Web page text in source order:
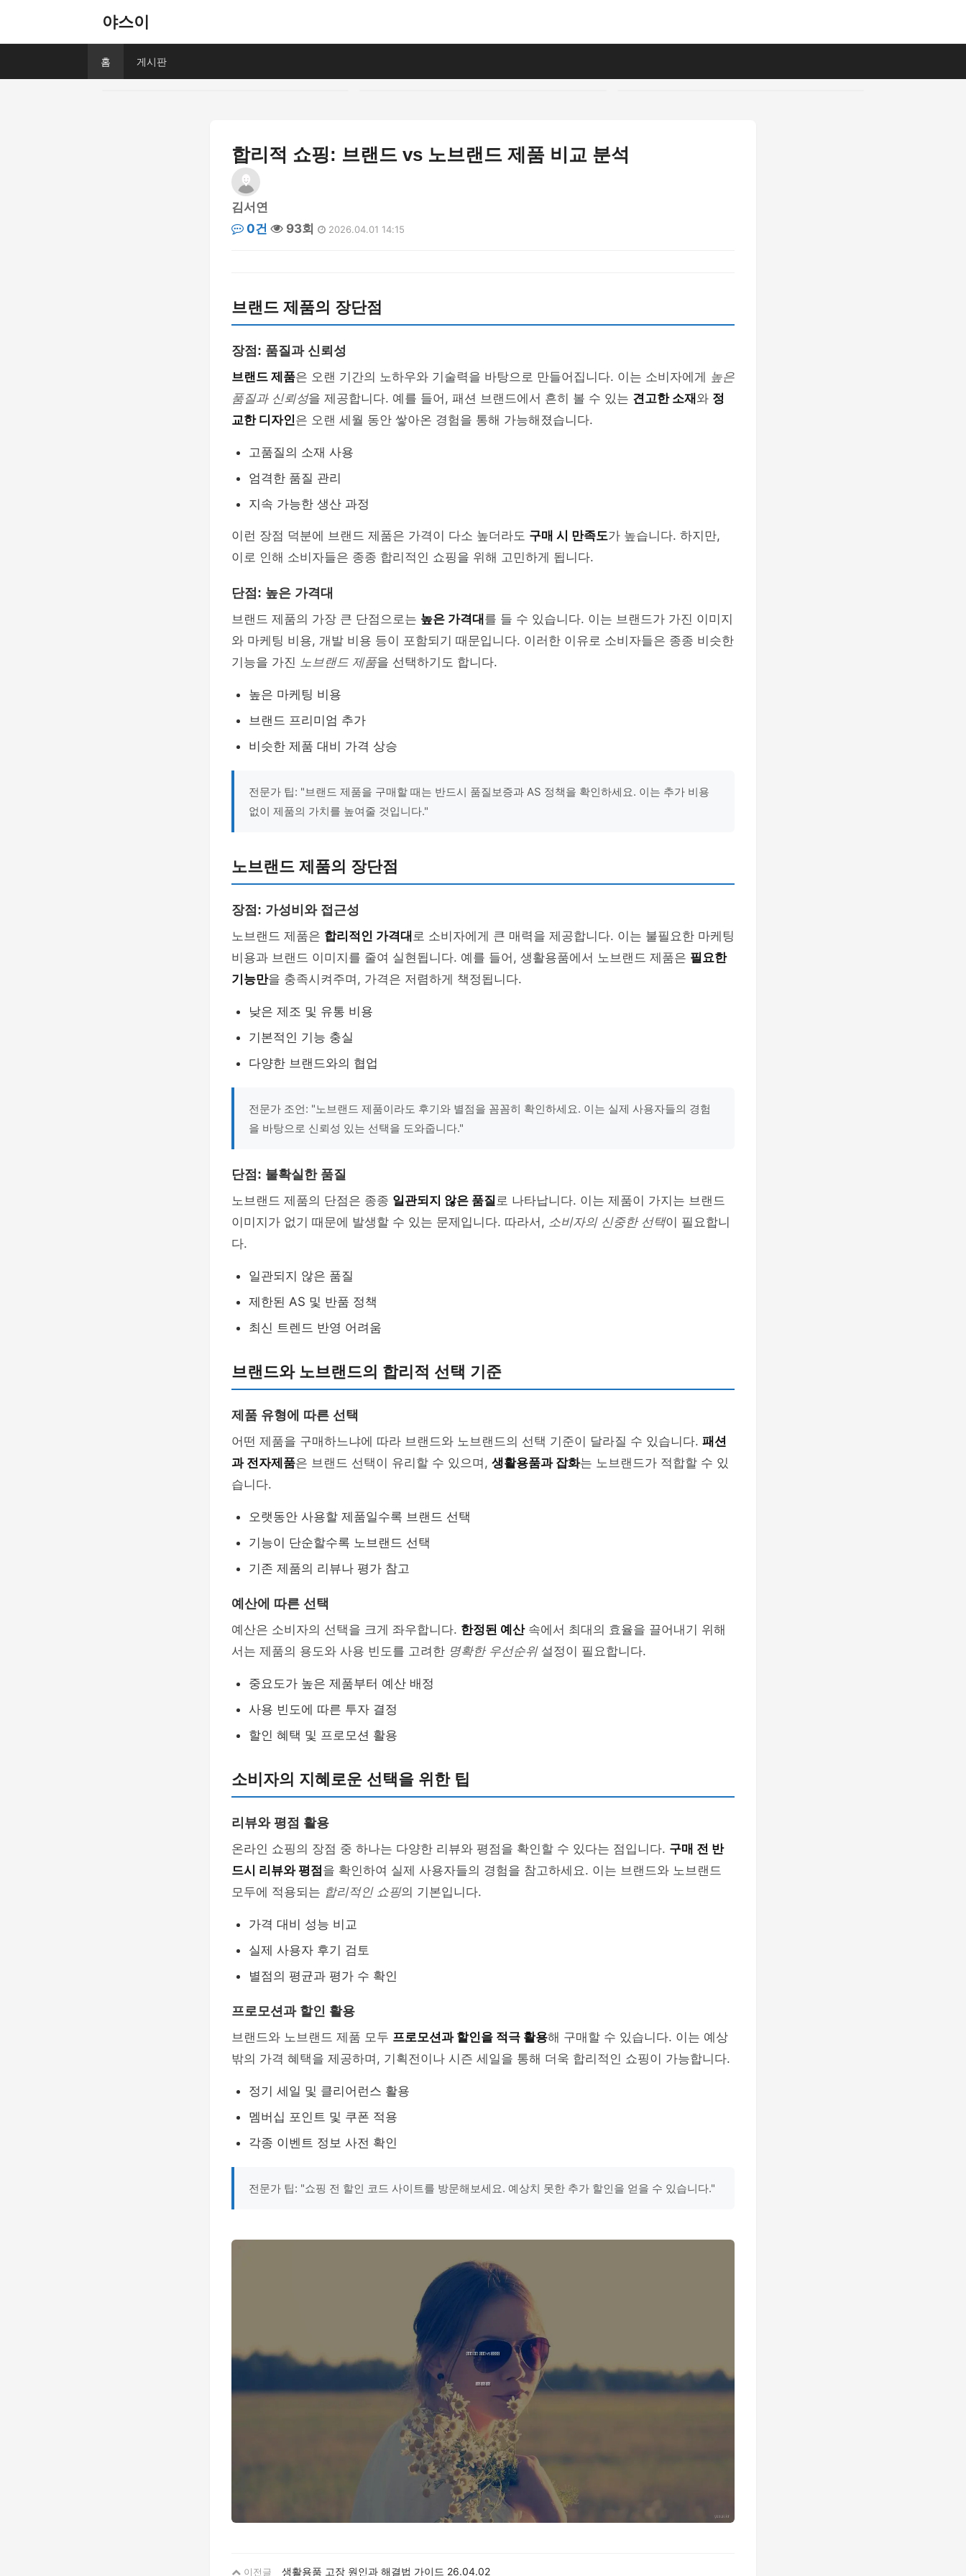
야스이
홈 게시판
합리적 쇼핑: 브랜드 vs 노브랜드 제품 비교 분석
김서연
0건
93회 2026.04.01 14:15
브랜드 제품의 장단점
장점: 품질과 신뢰성
브랜드 제품은 오랜 기간의 노하우와 기술력을 바탕으로 만들어집니다. 이는 소비자에게 높은
품질과 신뢰성을 제공합니다. 예를 들어, 패션 브랜드에서 흔히 볼 수 있는 견고한 소재 와 정
교한 디자인은 오랜 세월 동안 쌓아온 경험을 통해 가능해졌습니다.
고품질의 소재 사용
엄격한 품질 관리
지속 가능한 생산 과정
이런 장점 덕분에 브랜드 제품은 가격이 다소 높더라도 구매 시 만족도가 높습니다. 하지만,
이로 인해 소비자들은 종종 합리적인 쇼핑을 위해 고민하게 됩니다.
단점: 높은 가격대
브랜드 제품의 가장 큰 단점으로는 높은 가격대 를 들 수 있습니다. 이는 브랜드가 가진 이미지
와 마케팅 비용, 개발 비용 등이 포함되기 때문입니다. 이러한 이유로 소비자들은 종종 비슷한
기능을 가진 노브랜드 제품을 선택하기도 합니다.
높은 마케팅 비용
브랜드 프리미엄 추가
비슷한 제품 대비 가격 상승
전문가 팁: "브랜드 제품을 구매할 때는 반드시 품질보증과 AS 정책을 확인하세요. 이는 추가 비용
없이 제품의 가치를 높여줄 것입니다."
노브랜드 제품의 장단점
장점: 가성비와 접근성
노브랜드 제품은 합리적인 가격대 로 소비자에게 큰 매력을 제공합니다. 이는 불필요한 마케팅
비용과 브랜드 이미지를 줄여 실현됩니다. 예를 들어, 생활용품에서 노브랜드 제품은 필요한
기능만을 충족시켜주며, 가격은 저렴하게 책정됩니다.
낮은 제조 및 유통 비용
기본적인 기능 충실
다양한 브랜드와의 협업
전문가 조언: "노브랜드 제품이라도 후기와 별점을 꼼꼼히 확인하세요. 이는 실제 사용자들의 경험
을 바탕으로 신뢰성 있는 선택을 도와줍니다."
단점: 불확실한 품질
노브랜드 제품의 단점은 종종 일관되지 않은 품질로 나타납니다. 이는 제품이 가지는 브랜드
이미지가 없기 때문에 발생할 수 있는 문제입니다. 따라서, 소비자의 신중한 선택이 필요합니
다.
일관되지 않은 품질
제한된 AS 및 반품 정책
최신 트렌드 반영 어려움
브랜드와 노브랜드의 합리적 선택 기준
제품 유형에 따른 선택
어떤 제품을 구매하느냐에 따라 브랜드와 노브랜드의 선택 기준이 달라질 수 있습니다. 패션
과 전자제품은 브랜드 선택이 유리할 수 있으며, 생활용품과 잡화는 노브랜드가 적합할 수 있
습니다.
오랫동안 사용할 제품일수록 브랜드 선택
기능이 단순할수록 노브랜드 선택
기존 제품의 리뷰나 평가 참고
예산에 따른 선택
예산은 소비자의 선택을 크게 좌우합니다. 한정된 예산속에서 최대의 효율을 끌어내기 위해
서는 제품의 용도와 사용 빈도를 고려한 명확한 우선순위설정이 필요합니다.
중요도가 높은 제품부터 예산 배정
사용 빈도에 따른 투자 결정
할인 혜택 및 프로모션 활용
소비자의 지혜로운 선택을 위한 팁
리뷰와 평점 활용
온라인 쇼핑의 장점 중 하나는 다양한 리뷰와 평점을 확인할 수 있다는 점입니다. 구매 전 반
드시 리뷰와 평점을 확인하여 실제 사용자들의 경험을 참고하세요. 이는 브랜드와 노브랜드
모두에 적용되는 합리적인 쇼핑의 기본입니다.
가격 대비 성능 비교
실제 사용자 후기 검토
별점의 평균과 평가 수 확인
프로모션과 할인 활용
브랜드와 노브랜드 제품 모두 프로모션과 할인을 적극 활용해 구매할 수 있습니다. 이는 예상
밖의 가격 혜택을 제공하며, 기획전이나 시즌 세일을 통해 더욱 합리적인 쇼핑이 가능합니다.
정기 세일 및 클리어런스 활용
멤버십 포인트 및 쿠폰 적용
각종 이벤트 정보 사전 확인
전문가 팁: "쇼핑 전 할인 코드 사이트를 방문해보세요. 예상치 못한 추가 할인을 얻을 수 있습니다."
이전글 생활용품 고장 원인과 해결법 가이드 26.04.02